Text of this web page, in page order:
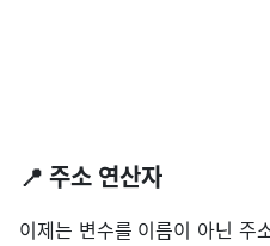
📍 주소 연산자
이제는 변수를 이름이 아닌 주